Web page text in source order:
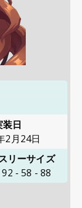
装日
2月24日
リーサイズ
92 -58 - 88